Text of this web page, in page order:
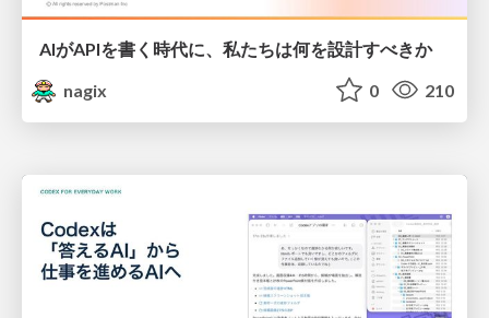
AIがAPIを書く時代に、私たちは何を設計すべきか
nagix
0 210